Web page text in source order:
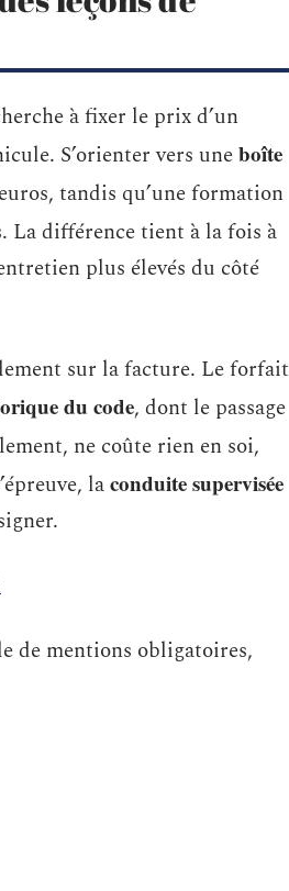
à fixer le prix d’un
S’orienter vers uneboîte
tandis qu’une formation
La différence tient à la fois à
plus élevés du côté
sur la facture. Le forfait
du code, dont le passage
ne coûte rien en soi,
laconduite supervisée
de mentions obligatoires,